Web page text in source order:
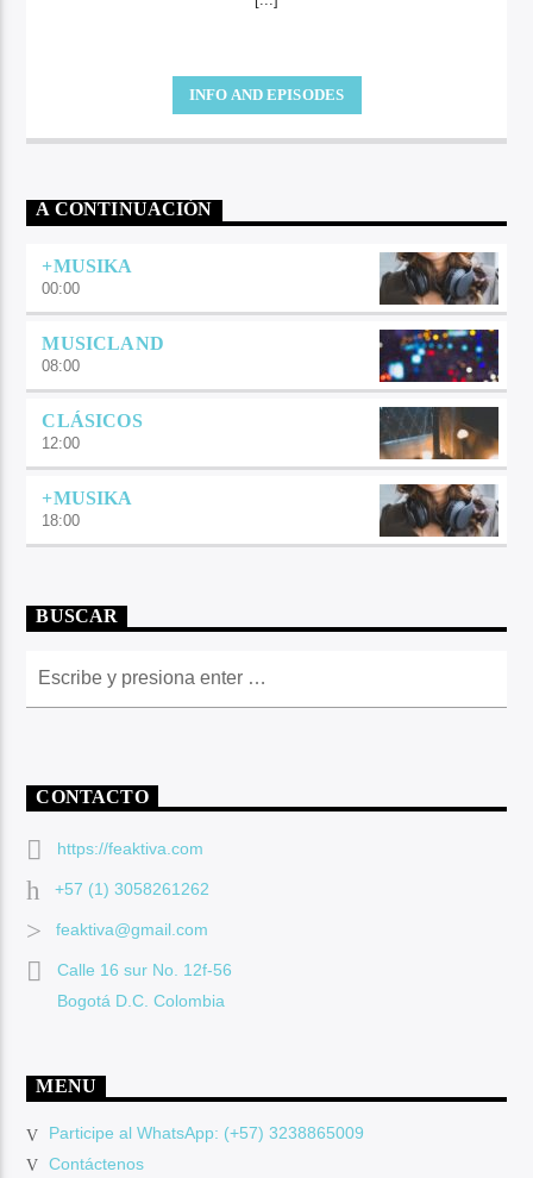
INFO AND EPISODES
A CONTINUACIÓN
+MUSIKA
00:00
MUSICLAND
08:00
CLÁSICOS
12:00
+MUSIKA
18:00
BUSCAR
CONTACTO
https://feaktiva.com
+57 (1) 3058261262
feaktiva@gmail.com
Calle 16 sur No. 12f-56
Bogotá D.C. Colombia
MENU
Participe al WhatsApp: (+57) 3238865009
Contáctenos